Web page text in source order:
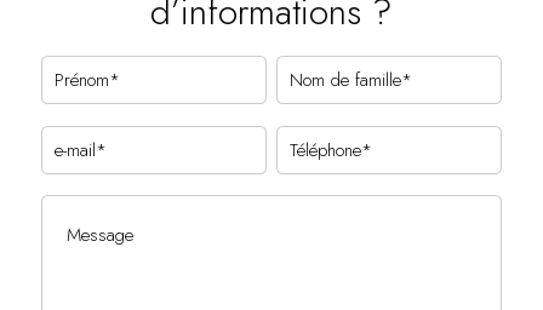
d’informations ?